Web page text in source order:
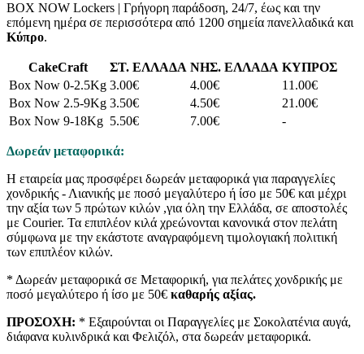
BOX NOW Lockers | Γρήγορη παράδοση, 24/7, έως και την
επόμενη ημέρα σε περισσότερα από 1200 σημεία πανελλαδικά και
Κύπρο.
CakeCraft ΣΤ. ΕΛΛΑΔΑ ΝΗΣ. ΕΛΛΑΔΑ ΚΥΠΡΟΣ
Box Now 0-2.5Kg 3.00€ 4.00€
11.00€
Box Now 2.5-9Kg 3.50€ 4.50€
21.00€
Box Now 9-18Kg 5.50€ 7.00€ -
Δωρεάν μεταφορικά:
Η εταιρεία μας προσφέρει δωρεάν μεταφορικά για παραγγελίες
χονδρικής - Λιανικής με ποσό μεγαλύτερο ή ίσο με 50€ και μέχρι
την αξία των 5 πρώτων κιλών ,για όλη την Ελλάδα, σε αποστολές
με Courier. Τα επιπλέον κιλά χρεώνονται κανονικά στον πελάτη
σύμφωνα με την εκάστοτε αναγραφόμενη τιμολογιακή πολιτική
των επιπλέον κιλών.
* Δωρεάν μεταφορικά σε Μεταφορική, για πελάτες χονδρικής με
ποσό μεγαλύτερο ή ίσο με 50€ καθαρής αξίας.
ΠΡΟΣΟΧΗ: * Εξαιρούνται οι Παραγγελίες με Σοκολατένια αυγά,
διάφανα κυλινδρικά και Φελιζόλ, στα δωρεάν μεταφορικά.